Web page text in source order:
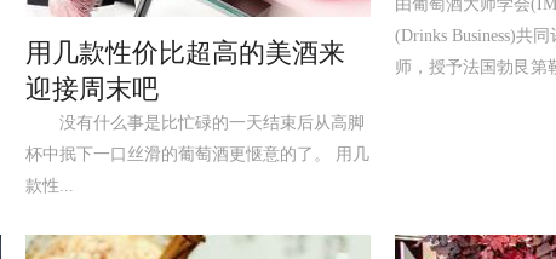
用几款性价比超高的美酒来
迎接周末吧
没有什么事是比忙碌的一天结束后从高脚
杯中抿下一口丝滑的葡萄酒更惬意的了。 用几
款性...
由葡萄酒大师学会
(Drinks Business)共
师，授予法国勃艮第